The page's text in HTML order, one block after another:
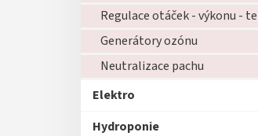
Regulace otáček - výkonu -
Generátory ozónu
Neutralizace pachu
Elektro
Hydroponie